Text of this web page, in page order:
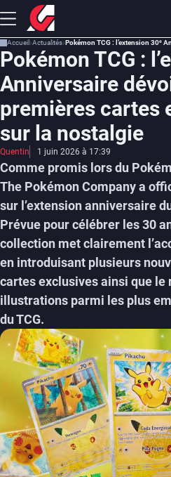
Accueil Actualités
Pokémon TCG :
Anniversaire
premières cartes
sur la nostalgie
Quentin 1 juin 2026 à 17:39
Comme promis lors du
The Pokémon Company a
sur l’extension anniversaire
Prévue pour célébrer les 30
collection met clairement
en introduisant plusieurs
cartes exclusives ainsi que le
illustrations parmi les plus
du TCG.